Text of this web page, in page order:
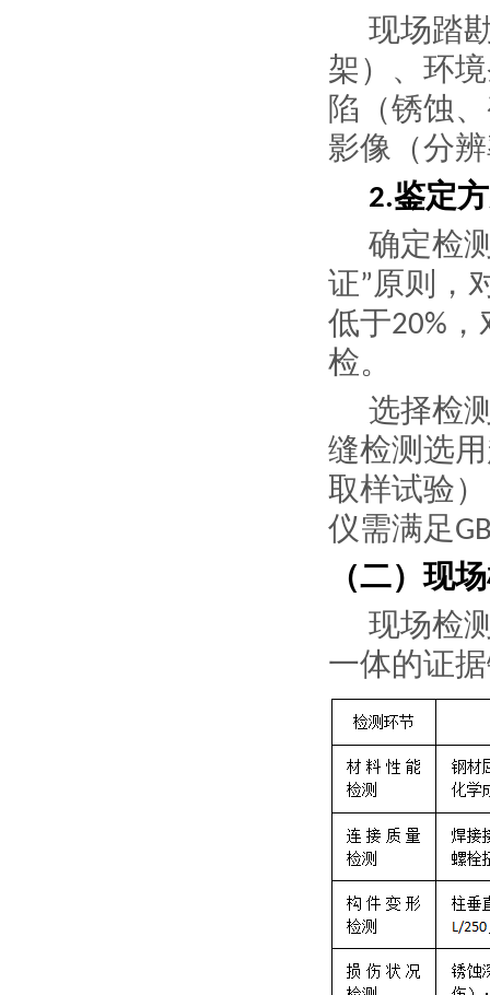
现场踏
架）、环
陷（锈蚀
影像（分
2.鉴定
确定检
证”原则，
低于20%
检。
选择检
缝检测选
取样试验
仪需满足
（二）现
现场检
一体的证